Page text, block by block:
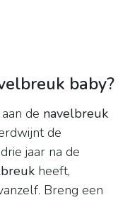
baby?
aan de navelbreuk
de
jaar na de
heeft,
Breng een